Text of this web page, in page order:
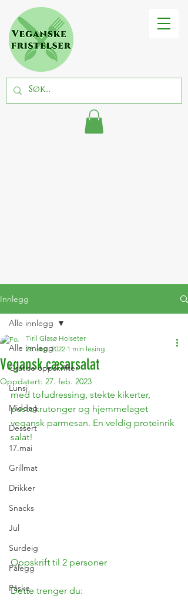
Innlegg
Alle innlegg
Gratise oppskrifter
Lunsj
Middag
Dessert
17.mai
Grillmat
Drikker
Snacks
Jul
Surdeig
Pålegg
Påske
Alle innlegg
Vegansk cæsarsalat
Tiril Glasø Holseter
26. sep. 2022 1 min lesing
Oppdatert: 27. feb. 2023
med tofudressing, stekte kikerter,
pestokrutonger og hjemmelaget
vegansk parmesan. En veldig proteinrik
salat!
Oppskrift til 2 personer
Dette trenger du: